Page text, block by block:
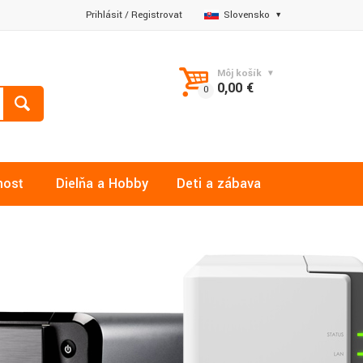
Slovensko
Prihlásiť/Registrovať
Môj košík
0,00 €
Dielňa a Hobby Deti a zábava